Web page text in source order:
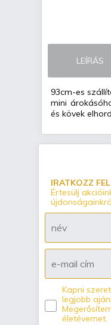
LEÍRÁS
93cm-es
mini
és kövek
IRATKOZZ
Értesülj
Kapni
legjobb
életévemet.